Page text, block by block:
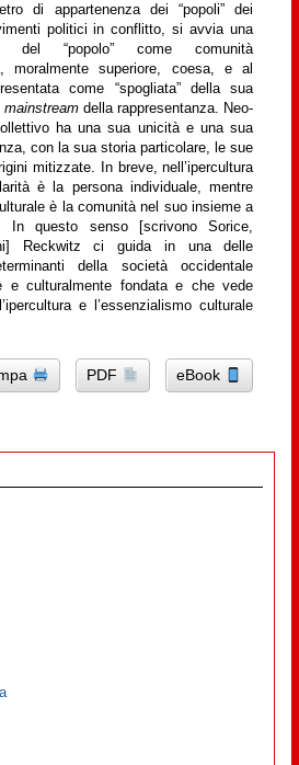
di appartenenza dei “popoli” dei
politici in conflitto, si avvia una
del “popolo” come comunità
moralmente superiore, coesa, e al
come “spogliata” della sua
mainstreamdella rappresentanza. Neo-
ha una sua unicità e una sua
con la sua storia particolare, le sue
mitizzate. In breve, nell’ipercultura
è la persona individuale, mentre
è la comunità nel suo insieme a
In questo senso [scrivono Sorice,
Reckwitz ci guida in una delle
della società occidentale
e culturalmente fondata e che vede
e l’essenzialismo culturale
PDF eBook